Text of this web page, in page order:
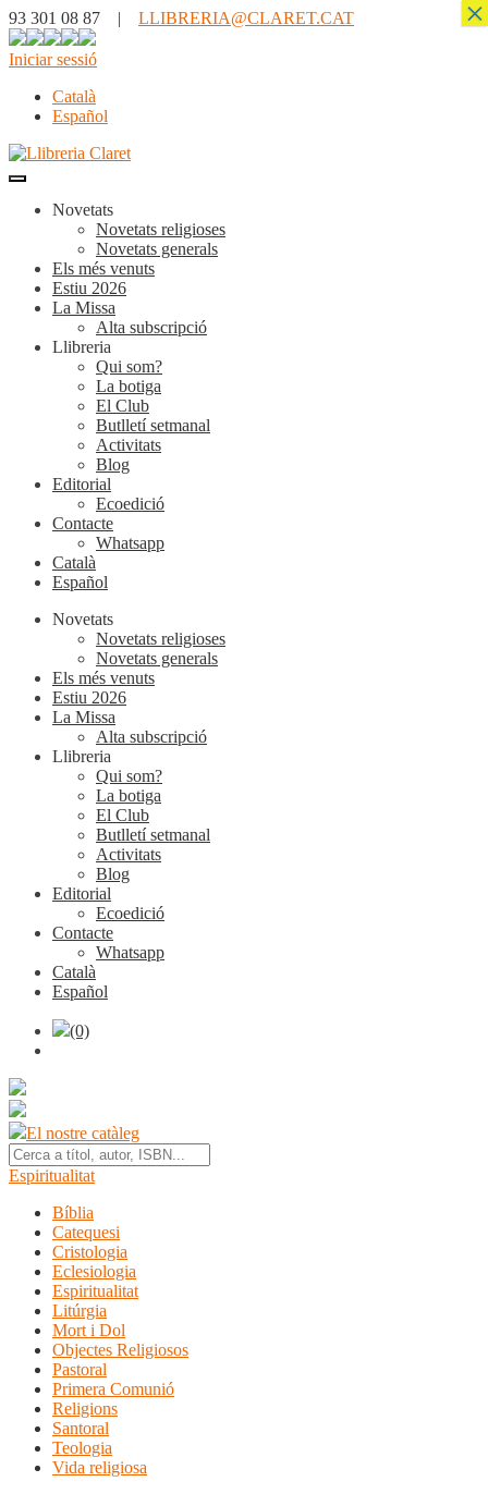
93 301 08 87 | LLIBRERIA@CLARET.CAT
Iniciar sessió
Català
Español
Novetats
Novetats religioses
Novetats generals
Els més venuts
Estiu 2026
La Missa
Alta subscripció
Llibreria
Qui som?
La botiga
El Club
Butlletí setmanal
Activitats
Blog
Editorial
Ecoedició
Contacte
Whatsapp
Català
Español
Novetats
Novetats religioses
Novetats generals
Els més venuts
Estiu 2026
La Missa
Alta subscripció
Llibreria
Qui som?
La botiga
El Club
Butlletí setmanal
Activitats
Blog
Editorial
Ecoedició
Contacte
Whatsapp
Català
Español
(0)
El nostre catàleg
Espiritualitat
Bíblia
Catequesi
Cristologia
Eclesiologia
Espiritualitat
Litúrgia
Mort i Dol
Objectes Religiosos
Pastoral
Primera Comunió
Religions
Santoral
Teologia
Vida religiosa
×